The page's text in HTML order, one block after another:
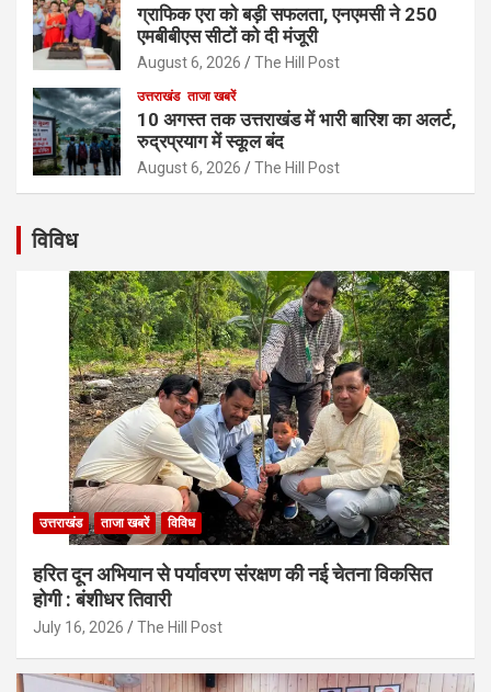
ग्राफिक एरा को बड़ी सफलता, एनएमसी ने 250
एमबीबीएस सीटों को दी मंजूरी
August 6, 2026 The Hill Post
उत्तराखंड ताजा खबरें
10 अगस्त तक उत्तराखंड में भारी बारिश का अलर्ट,
रुद्रप्रयाग में स्कूल बंद
August 6, 2026 The Hill Post
विविध
उत्तराखंड ताजा खबरें विविध
हरित दून अभियान से पर्यावरण संरक्षण की नई चेतना विकसित
होगी : बंशीधर तिवारी
July 16, 2026 The Hill Post